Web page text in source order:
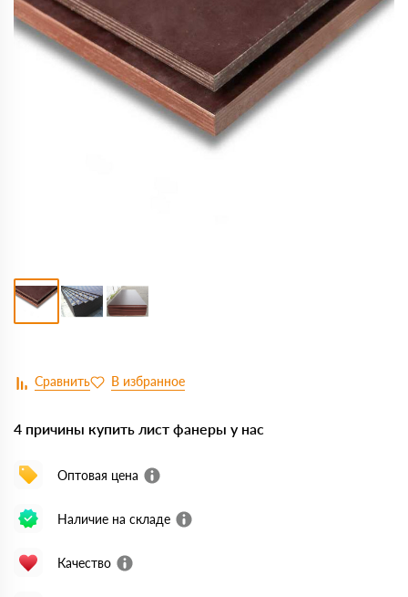
4 причины купить лист фанеры у нас
Оптовая цена
Наличие на складе
Качество